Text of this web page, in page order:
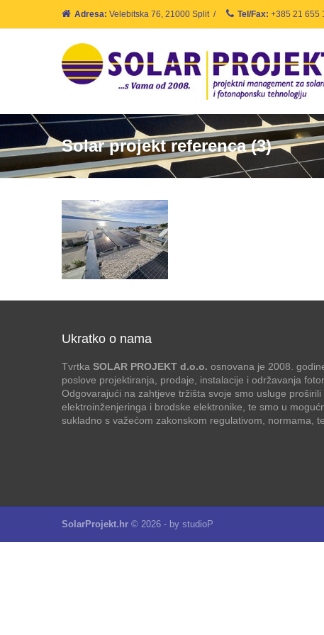
Adresa: Velebitska 76, 21000 Split / Tel/Fax: +385 21 655
Solar projekt referenca (3)
Ukratko o nama
Tvrtka SOLAR PROJEKT d.o.o. osnovana je 2008.
poslove projektiranja, prodaje, instalacije i održavanja
Odgovarajući na zahtjeve tržišta svoje smo usluge proširili
elektroinženjeringa i brodske elektronike, te smo u
sukladno s važećom zakonskom regulativom, normama,
SolarProjekt.hr © 2026 - by studioP